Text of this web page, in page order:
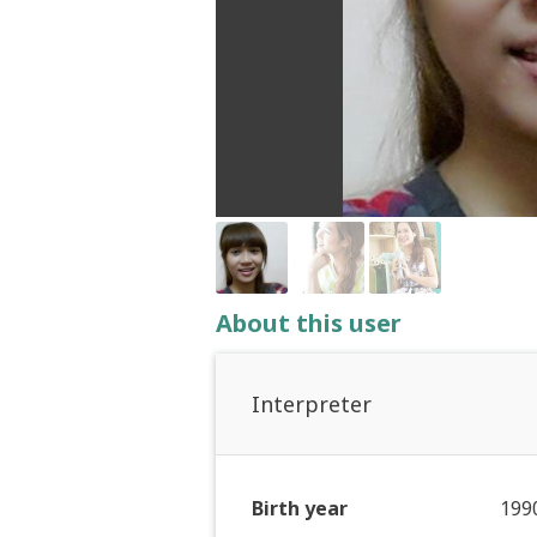
About this user
Interpreter
Birth year